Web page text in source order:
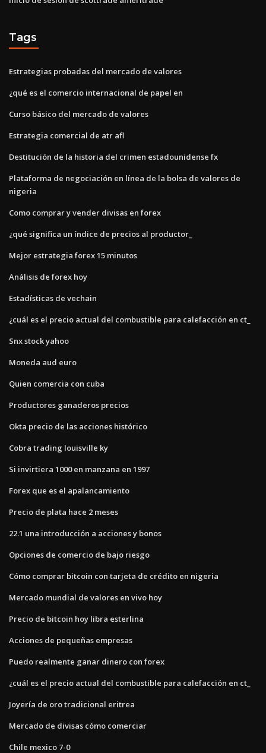
Tags
Estrategias probadas del mercado de valores
¿qué es el comercio internacional de papel en
Curso básico del mercado de valores
Estrategia comercial de atr afl
Destitución de la historia del crimen estadounidense fx
Plataforma de negociación en línea de la bolsa de valores de
nigeria
Como comprar y vender divisas en forex
¿qué significa un índice de precios al productor_
Mejor estrategia forex 15 minutos
Análisis de forex hoy
Estadísticas de vechain
¿cuál es el precio actual del combustible para calefacción en ct_
Snx stock yahoo
Moneda aud euro
Quien comercia con cuba
Productores ganaderos precios
Okta precio de las acciones histórico
Cobra trading louisville ky
Si invirtiera 1000 en manzana en 1997
Forex que es el apalancamiento
Precio de plata hace 2 meses
22.1 una introducción a acciones y bonos
Opciones de comercio de bajo riesgo
Cómo comprar bitcoin con tarjeta de crédito en nigeria
Mercado mundial de valores en vivo hoy
Precio de bitcoin hoy libra esterlina
Acciones de pequeñas empresas
Puedo realmente ganar dinero con forex
¿cuál es el precio actual del combustible para calefacción en ct_
Joyería de oro tradicional eritrea
Mercado de divisas cómo comerciar
Chile mexico 7-0